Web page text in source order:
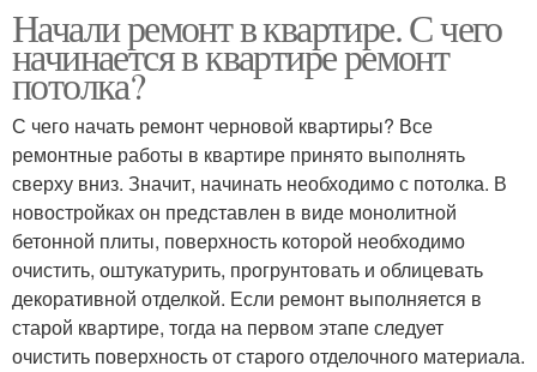
Начали ремонт в квартире. С чего
начинается в квартире ремонт
потолка?
С чего начать ремонт черновой квартиры? Все
ремонтные работы в квартире принято выполнять
сверху вниз. Значит, начинать необходимо с потолка. В
новостройках он представлен в виде монолитной
бетонной плиты, поверхность которой необходимо
очистить, оштукатурить, прогрунтовать и облицевать
декоративной отделкой. Если ремонт выполняется в
старой квартире, тогда на первом этапе следует
очистить поверхность от старого отделочного материала.